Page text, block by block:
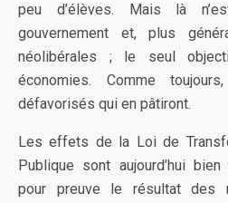
peu d’élèves. Mais là
gouvernement et, plus
néolibérales ; le seul
économies. Comme
défavorisés qui en pâtiront.
Les effets de la Loi de
Publique sont aujourd’hui
pour preuve le résultat des